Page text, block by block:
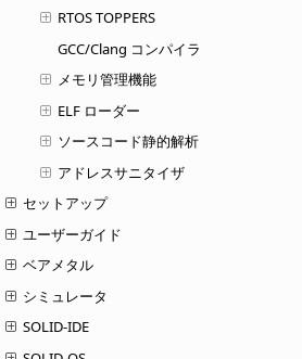
RTOS TOPPERS
GCC/Clang コンパイラ
メモリ管理機能
ELF ローダー
ソースコード静的解析
アドレスサニタイザ
セットアップ
ユーザーガイド
ベアメタル
シミュレータ
SOLID-IDE